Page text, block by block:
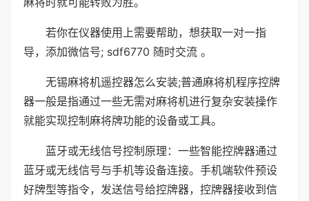
若你在仪器使用上需要帮助，想获取一对一指
导，添加微信号; sdf6770 随时交流 。
无锡麻将机遥控器怎么安装;普通麻将机程序控牌
器一般是指通过一些无需对麻将机进行复杂安装操作
就能实现控制麻将牌功能的设备或工具。
蓝牙或无线信号控制原理：一些智能控牌器通过
蓝牙或无线信号与手机等设备连接。手机端软件预设
好牌型等指令，发送信号给控牌器，控牌器接收到信